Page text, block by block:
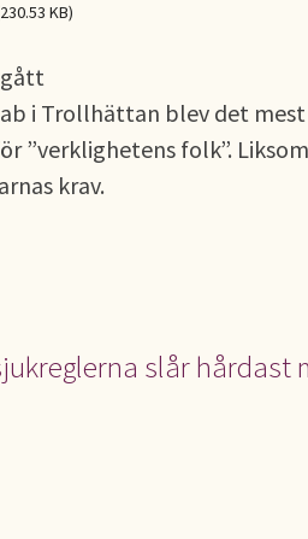
KB)
gått
i Trollhättan blev det
”verklighetens folk”.
krav.
slår hårdast